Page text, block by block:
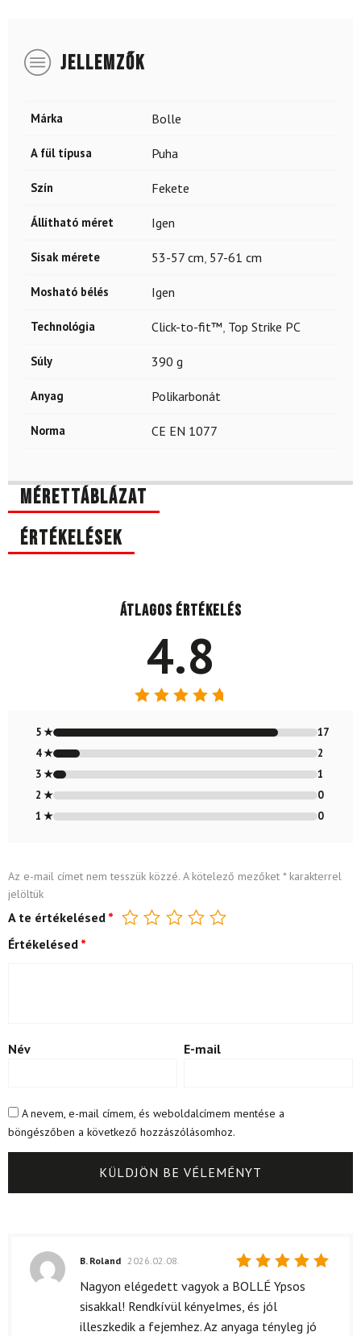
JELLEMZŐK
Márka Bolle
A fül típusa Puha
Szín Fekete
Állítható méret Igen
Sisak mérete 53-57 cm, 57-61 cm
Mosható bélés Igen
Technológia Click-to-fit™, Top Strike PC
Súly 390 g
Anyag Polikarbonát
Norma CE EN 1077
Mérettáblázat
Értékelések
Átlagos értékelés
4.8
4.80/ 5
5 ★
17
4 ★
2
3 ★
1
2 ★
0
1 ★
0
Az e-mail címet nem tesszük közzé. A kötelező mezőket *karakterrel
jelöltük
A te értékelésed *
Értékelésed *
Név E-mail
A nevem, e-mail címem, és weboldalcímem mentése a
böngészőben a következő hozzászólásomhoz.
Értékelés:
/ 5
B. Roland 2026.02.08.
Nagyon elégedett vagyok a BOLLÉ Ypsos
sisakkal! Rendkívül kényelmes, és jól
illeszkedik a fejemhez. Az anyaga tényleg jó